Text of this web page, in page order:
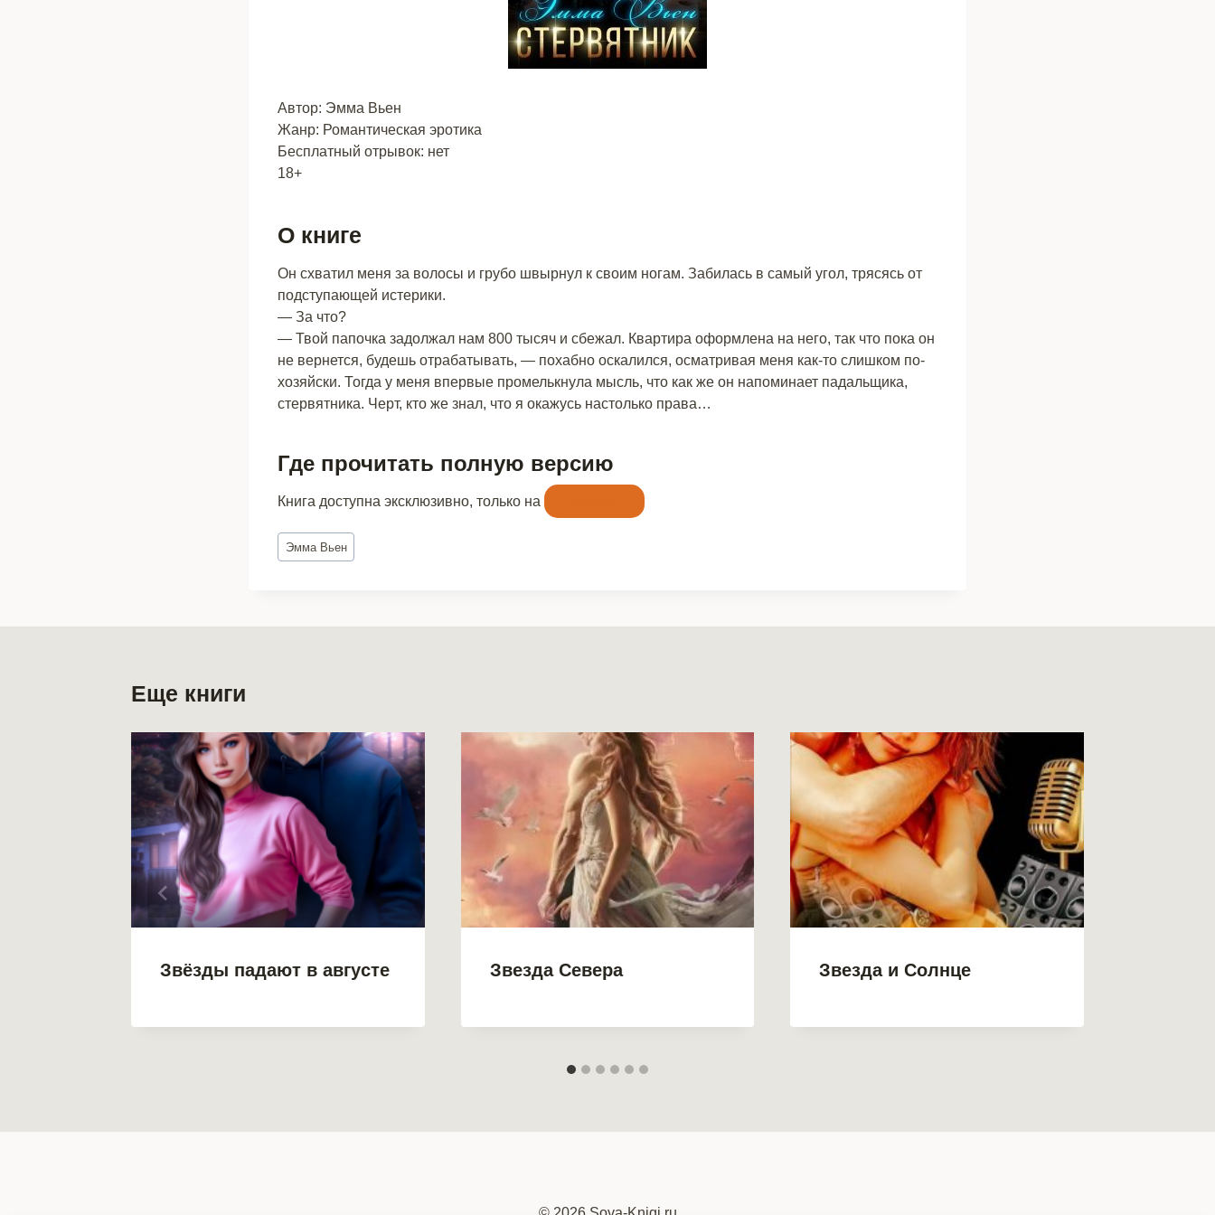
Автор: Эмма Вьен
Жанр: Романтическая эротика
Бесплатный отрывок: нет
18+
О книге
Он схватил меня за волосы и грубо швырнул к своим ногам. Забилась в самый угол, трясясь от
подступающей истерики.
— За что?
— Твой папочка задолжал нам 800 тысяч и сбежал. Квартира оформлена на него, так что пока он
не вернется, будешь отрабатывать, — похабно оскалился, осматривая меня как-то слишком по-
хозяйски. Тогда у меня впервые промелькнула мысль, что как же он напоминает падальщика,
стервятника. Черт, кто же знал, что я окажусь настолько права…
Где прочитать полную версию
Книга доступна эксклюзивно, только на
Метки
записи:
Эмма Вьен
Еще книги
Звёзды падают в августе Звезда Севера Звезда и Солнце